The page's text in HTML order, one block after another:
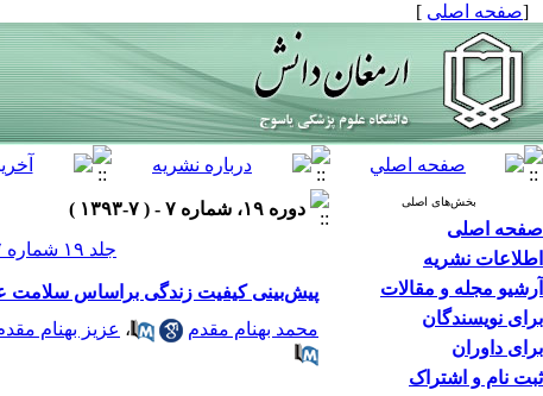
[صفحه اصلی ]
بخش‌های اصلی
صفحه اصلی
اطلاعات نشریه
آرشیو مجله و مقالات
برای نویسندگان
برای داوران
ثبت نام و اشتراک
دوره ۱۹، شماره ۷ - ( ۷-۱۳۹۳ )
جلد ۱۹ شماره ۷ صفحات ۶۴۲-۶۳۳
پیش‌بینی کیفیت زندگی براساس سلامت
محمد بهنام مقدم
، عزیز بهنام